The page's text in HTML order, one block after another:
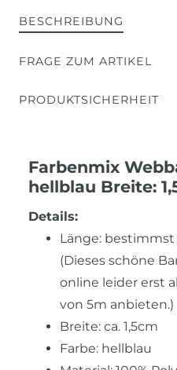
BESCHREIBUNG
FRAGE ZUM ARTIKEL
PRODUKTSICHERHEIT
Farbenmix
hellblau Breite:
Details:
Länge:
(Dieses schöne
online leider erst
von 5m anbieten.)
Breite: ca. 1,5cm
Farbe: hellblau